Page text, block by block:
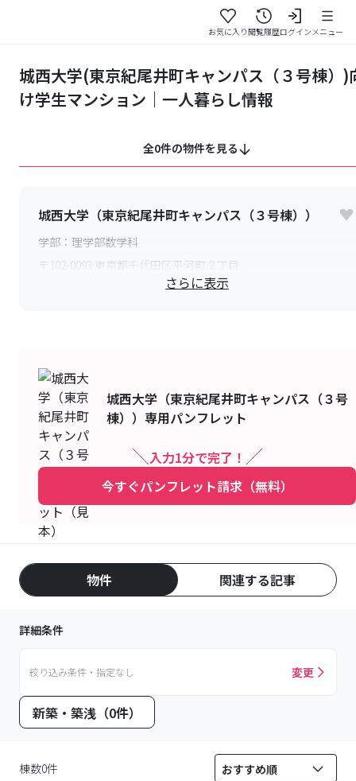
お気に入り閲覧履歴ログインメニュー
城西大学(東京紀尾井町キャンパス（３号棟）)
け学生マンション｜一人暮らし情報
全0件の物件を見る
城西大学（東京紀尾井町キャンパス（３号棟））
学部： 理学部数学科
〒 102-0093 東京都千代田区平河町２丁目
地下鉄有楽町線 麹町駅1番出口より徒歩3分,地下鉄
さらに表示
城西大学（東京紀尾井町キャンパス（３号
棟）） 専用パンフレット
入力1分で完了！
今すぐパンフレット請求（無料）
物件 関連する記事
詳細条件
絞り込み条件・指定なし 変更
新築・築浅（0件）
棟数0件